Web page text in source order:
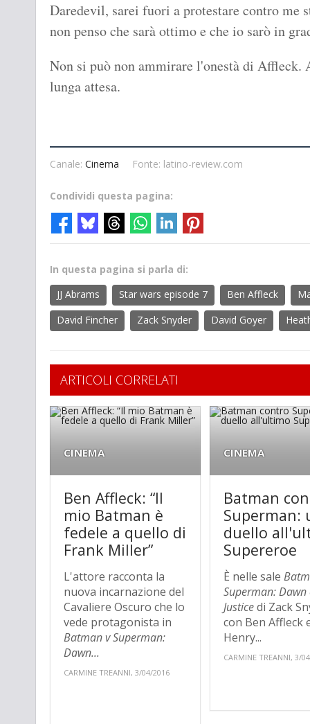
Daredevil, sarei fuori a protestare contro me
non penso che sarà ottimo e che io sarò in
Non si può non ammirare l'onestà di Affleck.
lunga attesa.
Canale: Cinema Fonte: latino-review.com
Condividi questa pagina:
In questa pagina si parla di:
JJ Abrams
Star wars episode 7 Ben Affleck
David Fincher
Zack Snyder David Goyer
ARTICOLI CORRELATI
CINEMA
Ben Affleck: “Il
mio Batman è
fedele a quello di
Frank Miller”
L'attore racconta la
nuova incarnazione del
Cavaliere Oscuro che lo
vede protagonista in
Batman v Superman:
Dawn...
CARMINE TREANNI, 3/04/2016
CINEMA
Batman
Superman:
duello
Supereroe
È nelle sale
Superman: Dawn
Justicedi Zack
con Ben Affleck
Henry...
CARMINE TREANNI, 3/